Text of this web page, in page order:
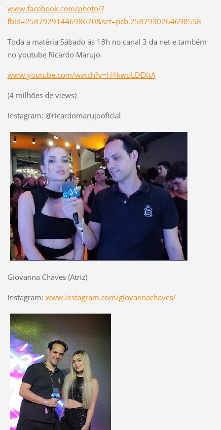
www.facebook.com/photo/?
fbid=2587929144698670&set=pcb.2587930264698558
Toda a matéria Sábado ás 18h no canal 3 da net e também
no youtube Ricardo Marujo
www.youtube.com/watch?v=H4kwuLDEXtA
(4 milhões de views)
Instagram: @ricardomarujooficial
Giovanna Chaves (Atriz)
Instagram: www.instagram.com/giovannachaves/